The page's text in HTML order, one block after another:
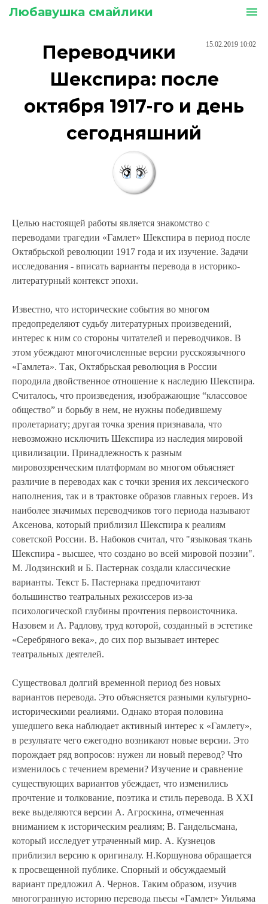
Любавушка смайлики menu
15.02.2019 10:02
Переводчики
Шекспира: после
октября 1917-го и день
сегодняшний
Целью настоящей работы является знакомство с
переводами трагедии «Гамлет» Шекспира в период после
Октябрьской революции 1917 года и их изучение. Задачи
исследования - вписать варианты перевода в историко-
литературный контекст эпохи.
Известно, что исторические события во многом
предопределяют судьбу литературных произведений,
интерес к ним со стороны читателей и переводчиков. В
этом убеждают многочисленные версии русскоязычного
«Гамлета». Так, Октябрьская революция в России
породила двойственное отношение к наследию Шекспира.
Считалось, что произведения, изображающие “классовое
общество” и борьбу в нем, не нужны победившему
пролетариату; другая точка зрения признавала, что
невозможно исключить Шекспира из наследия мировой
цивилизации. Принадлежность к разным
мировоззренческим платформам во многом объясняет
различие в переводах как с точки зрения их лексического
наполнения, так и в трактовке образов главных героев. Из
наиболее значимых переводчиков того периода называют
Аксенова, который приблизил Шекспира к реалиям
советской России. В. Набоков считал, что "языковая ткань
Шекспира - высшее, что создано во всей мировой поэзии".
М. Лодзинский и Б. Пастернак создали классические
варианты. Текст Б. Пастернака предпочитают
большинство театральных режиссеров из-за
психологической глубины прочтения первоисточника.
Назовем и А. Радлову, труд которой, созданный в эстетике
«Серебряного века», до сих пор вызывает интерес
театральных деятелей.
Существовал долгий временной период без новых
вариантов перевода. Это объясняется разными культурно-
историческими реалиями. Однако вторая половина
ушедшего века наблюдает активный интерес к «Гамлету»,
в результате чего ежегодно возникают новые версии. Это
порождает ряд вопросов: нужен ли новый перевод? Что
изменилось с течением времени? Изучение и сравнение
существующих вариантов убеждает, что изменились
прочтение и толкование, поэтика и стиль перевода. В XXI
веке выделяются версии А. Агроскина, отмеченная
вниманием к историческим реалиям; В. Гандельсмана,
который исследует утраченный мир. А. Кузнецов
приблизил версию к оригиналу. Н.Коршунова обращается
к просвещенной публике. Спорный и обсуждаемый
вариант предложил А. Чернов. Таким образом, изучив
многогранную историю перевода пьесы «Гамлет» Уильяма